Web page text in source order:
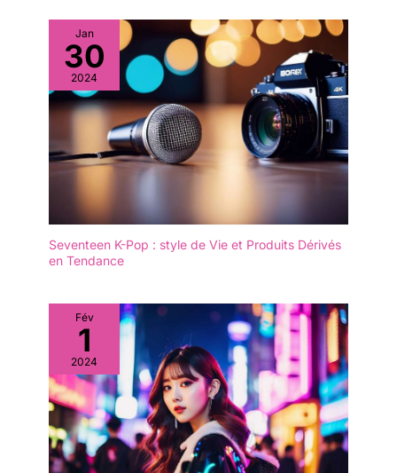
Jan
30
2024
Seventeen K-Pop : style de Vie et Produits Dérivés
en Tendance
Fév
1
2024